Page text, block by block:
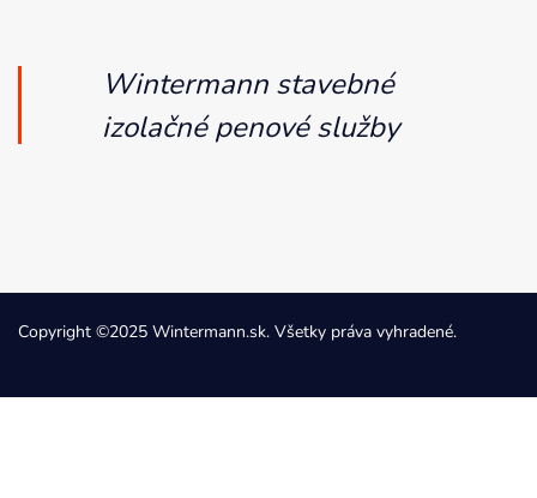
Wintermann stavebné
izolačné penové služby
Copyright ©2025 Wintermann.sk. Všetky práva vyhradené.